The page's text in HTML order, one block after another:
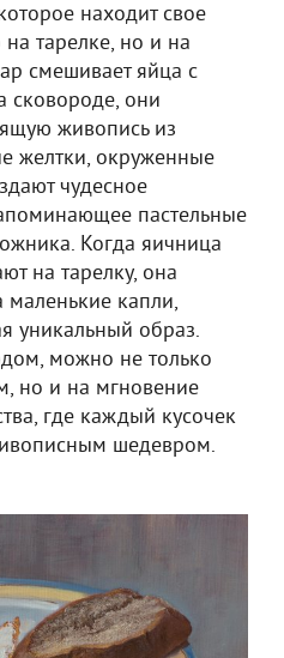
находит свое
тарелке, но и на
смешивает яйца с
сковороде, они
живопись из
желтки, окруженные
чудесное
пастельные
Когда яичница
на тарелку, она
маленькие капли,
уникальный образ.
можно не только
но и на мгновение
где каждый кусочек
шедевром.